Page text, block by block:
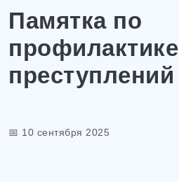
Памятка по
профилактике
преступлений
📅 10 сентября 2025